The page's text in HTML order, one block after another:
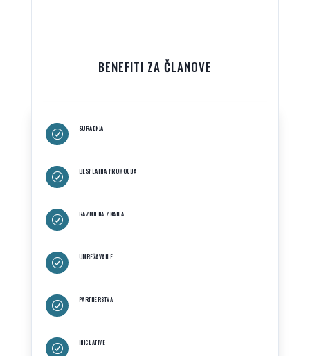
BENEFITI ZA ČLANOVE
R
SURADNJA
R
BESPLATNA PROMOCIJA
R
RAZMJENA ZNANJA
R
UMREŽAVANJE
R
PARTNERSTVA
R
INICIJATIVE